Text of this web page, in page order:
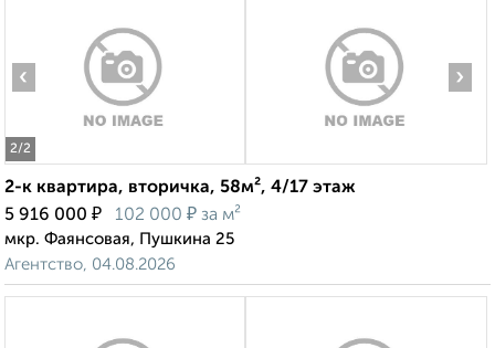
2/2
‹ ›
2-к квартира, вторичка, 58м², 4/17 этаж
5 916 000 ₽ 102 000 ₽ за м²
мкр. Фаянсовая, Пушкина 25
Агентство, 04.08.2026